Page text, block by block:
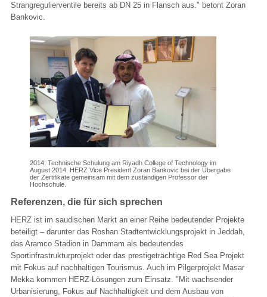
Strangregulierventile bereits ab DN 25 in Flansch aus." betont Zoran
Bankovic.
2014: Technische Schulung am Riyadh College of Technology im
August 2014. HERZ Vice President Zoran Bankovic bei der Übergabe
der Zertifikate gemeinsam mit dem zuständigen Professor der
Hochschule.
Referenzen, die für sich sprechen
HERZ ist im saudischen Markt an einer Reihe bedeutender Projekte
beteiligt – darunter das Roshan Stadtentwicklungsprojekt in Jeddah,
das Aramco Stadion in Dammam als bedeutendes
Sportinfrastrukturprojekt oder das prestigeträchtige Red Sea Projekt
mit Fokus auf nachhaltigen Tourismus. Auch im Pilgerprojekt Masar
Mekka kommen HERZ-Lösungen zum Einsatz. "Mit wachsender
Urbanisierung, Fokus auf Nachhaltigkeit und dem Ausbau von